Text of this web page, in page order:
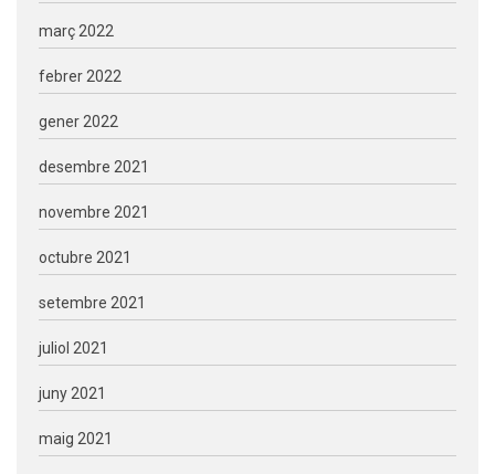
març 2022
febrer 2022
gener 2022
desembre 2021
novembre 2021
octubre 2021
setembre 2021
juliol 2021
juny 2021
maig 2021